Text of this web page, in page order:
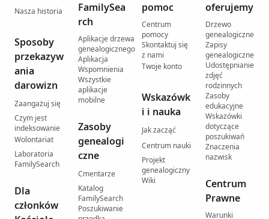
Nasza historia
Sposoby
przekazyw
ania
darowizn
Zaangażuj się
Czym jest
indeksowanie
Wolontariat
Laboratoria
FamilySearch
Dla
członków
FamilySea
rch
Aplikacje drzewa
genealogicznego
Aplikacja
Wspomnienia
Wszystkie
aplikacje
mobilne
Zasoby
genealogi
czne
Cmentarze
Katalog
FamilySearch
Poszukiwanie
pomoc
Centrum
pomocy
Skontaktuj się
z nami
Twoje konto
Wskazówk
i i nauka
Jak zacząć
Centrum nauki
Projekt
genealogiczny
Wiki
oferujemy
Drzewo
genealogiczne
Zapisy
genealogiczne
Udostępnianie
zdjęć
rodzinnych
Zasoby
edukacyjne
Wskazówki
dotyczące
poszukiwań
Znaczenia
nazwisk
Centrum
Prawne
Warunki